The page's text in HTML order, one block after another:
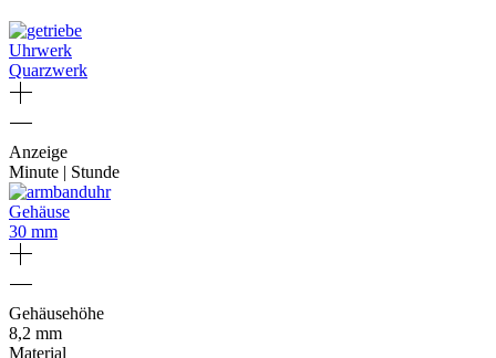
Uhrwerk
Quarzwerk
Anzeige
Minute | Stunde
Gehäuse
30 mm
Gehäusehöhe
8,2 mm
Material